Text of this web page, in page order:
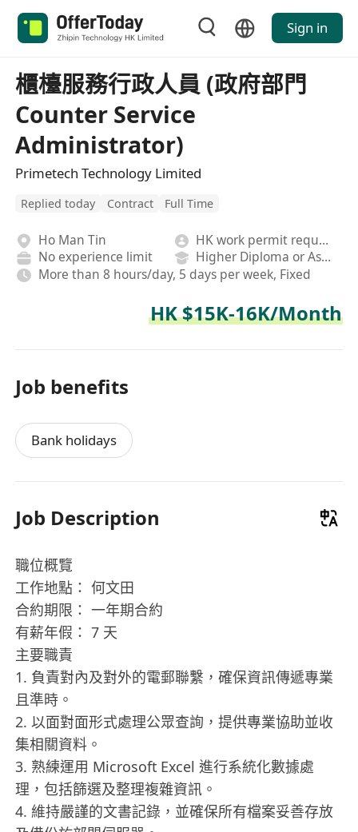
Sign in
櫃檯服務行政人員 (政府部門
Counter Service
Administrator)
Primetech Technology Limited
Replied today Contract Full Time
Ho Man Tin
HK work permit required
No experience limit
Higher Diploma or Associate Degree
More than 8 hours/day, 5 days per week, Fixed
HK $15K-16K/Month
Job benefits
Bank holidays
Job Description
職位概覽
工作地點： 何文田
合約期限： 一年期合約
有薪年假： 7 天
主要職責
1. 負責對內及對外的電郵聯繫，確保資訊傳遞專業
且準時。
2. 以面對面形式處理公眾查詢，提供專業協助並收
集相關資料。
3. 熟練運用 Microsoft Excel 進行系統化數據處
理，包括篩選及整理複雜資訊。
4. 維持嚴謹的文書記錄，並確保所有檔案妥善存放